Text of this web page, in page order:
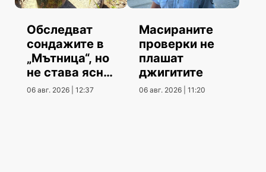
Обследват
сондажите в
„Мътница“, но
не става ясно
кога
06 авг. 2026 | 12:37
Масираните
проверки не
плашат
джигитите
06 авг. 2026 | 11:20